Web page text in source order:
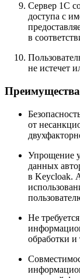
Сервер 1С
доступа с
в
не истечет
от
Упрощение
данных
в Keycloak.
Не
обработки и